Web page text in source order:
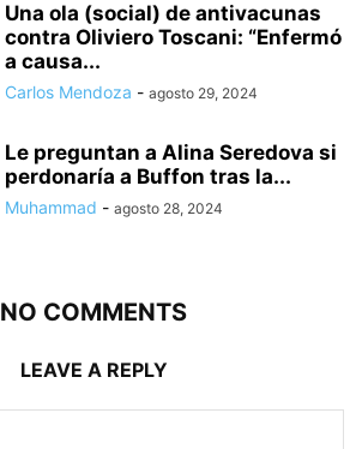
Una ola (social) de antivacunas
contra Oliviero Toscani: “Enfermó
a causa...
Carlos Mendoza - agosto 29, 2024
Le preguntan a Alina Seredova si
perdonaría a Buffon tras la...
Muhammad - agosto 28, 2024
NO COMMENTS
LEAVE A REPLY